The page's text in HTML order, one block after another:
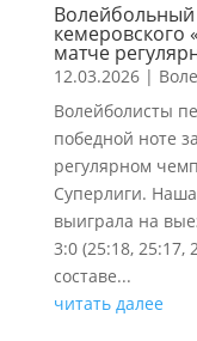
Волейбольный
кемеровского
матче
12.03.2026|
Волейболисты
победной ноте
регулярном
Суперлиги.
выиграла на
3:0 (25:18,
составе...
читать далее